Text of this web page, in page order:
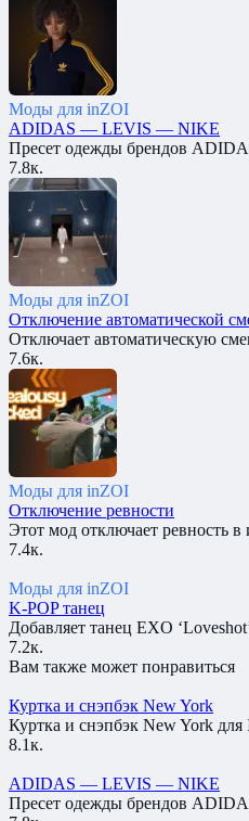
Моды для inZOI
ADIDAS — LEVIS — NIKE
Пресет одежды брендов
7.8к.
Моды для inZOI
Отключение автоматической
Отключает автоматическую
7.6к.
Моды для inZOI
Отключение ревности
Этот мод отключает ревность
7.4к.
Моды для inZOI
K-POP танец
Добавляет танец EXO
7.2к.
Вам также может понравиться
Куртка и снэпбэк New York
Куртка и снэпбэк New York
8.1к.
ADIDAS — LEVIS — NIKE
Пресет одежды брендов